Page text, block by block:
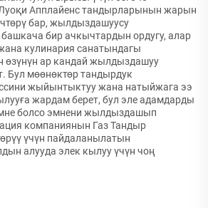
Апплайенс тандырларынын жарын
бар, жылдыздашуусу
бир ачкычтардын ордугу, алар
кулинария санатындагы
өзүнүн ар кандай жылдыздашуу
Бул мөөнөктөр тандырдук
жыйынтыктуу жана натыйжага ээ
жардам берет, бул эле адамдарды
болсо эмнени жылдыздашып
компаниянын Газ Тандыр
үчүн пайдаланылатын
алууда элек кылуу үчүн чоң